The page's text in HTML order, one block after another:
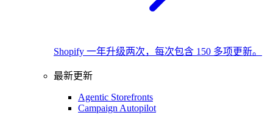
Shopify 一年升级两次，每次包含 150 多项更新。
最新更新
Agentic Storefronts
Campaign Autopilot